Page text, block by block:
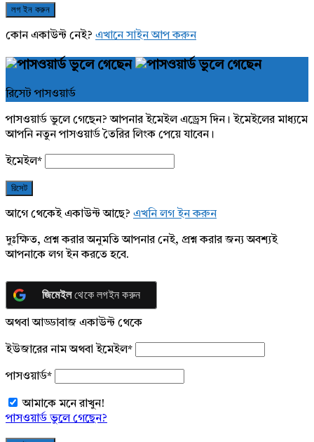
কোন একাউন্ট নেই? এখানে সাইন আপ করুন
রিসেট পাসওয়ার্ড
পাসওয়ার্ড ভুলে গেছেন? আপনার ইমেইল এড্রেস দিন। ইমেইলের মাধ্যমে
আপনি নতুন পাসওয়ার্ড তৈরির লিংক পেয়ে যাবেন।
ইমেইল*
আগে থেকেই একাউন্ট আছে? এখনি লগ ইন করুন
দুঃক্ষিত, প্রশ্ন করার অনুমতি আপনার নেই, প্রশ্ন করার জন্য অবশ্যই
আপনাকে লগ ইন করতে হবে.
জিমেইলথেকে লগইন করুন
অথবা আড্ডাবাজ একাউন্ট থেকে
ইউজারের নাম অথবা ইমেইল*
পাসওয়ার্ড*
আমাকে মনে রাখুন!
পাসওয়ার্ড ভুলে গেছেন?